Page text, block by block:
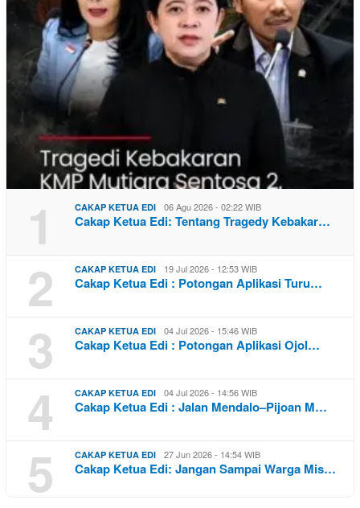
1 CAKAP KETUA EDI 06 Agu 2026 - 02:22 WIB
Cakap Ketua Edi: Tentang Tragedy Kebakar…
2 CAKAP KETUA EDI 19 Jul 2026 - 12:53 WIB
Cakap Ketua Edi : Potongan Aplikasi Turu…
3 CAKAP KETUA EDI 04 Jul 2026 - 15:46 WIB
Cakap Ketua Edi : Potongan Aplikasi Ojol…
4 CAKAP KETUA EDI 04 Jul 2026 - 14:56 WIB
Cakap Ketua Edi : Jalan Mendalo–Pijoan M…
5 CAKAP KETUA EDI 27 Jun 2026 - 14:54 WIB
Cakap Ketua Edi: Jangan Sampai Warga Mis…